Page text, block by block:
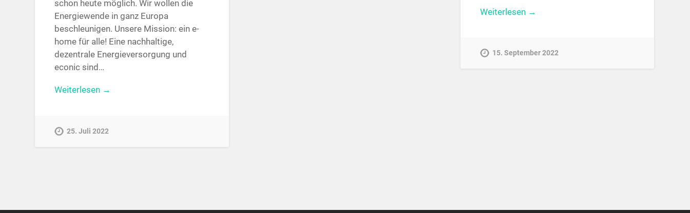
Weiterlesen →
15. September 2022
schon heute möglich. Wir wollen die
Energiewende in ganz Europa
beschleunigen. Unsere Mission: ein e-
home für alle! Eine nachhaltige,
dezentrale Energieversorgung und
econic sind…
Weiterlesen →
25. Juli 2022